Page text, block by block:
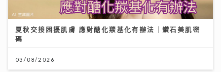
夏秋交接困擾肌膚 應對醣化羰基化有辦法｜鑽石美肌密
碼
03/08/2026